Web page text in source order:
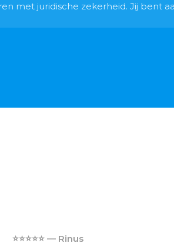
met juridische zekerheid. Jij bent
⭐⭐⭐⭐⭐ — Rinus